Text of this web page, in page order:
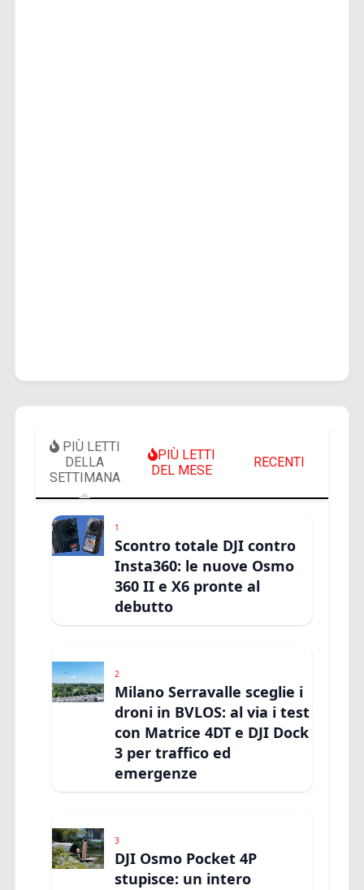
PIÙ LETTI
DELLA
SETTIMANA
PIÙ LETTI
DEL MESE
RECENTI
1
Scontro totale DJI contro
Insta360: le nuove Osmo
360 II e X6 pronte al
debutto
2
Milano Serravalle sceglie i
droni in BVLOS: al via i test
con Matrice 4DT e DJI Dock
3 per traffico ed
emergenze
3
DJI Osmo Pocket 4P
stupisce: un intero